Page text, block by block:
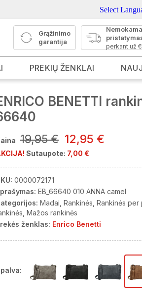
Select
Grąžinimo
garantija
perkant už
PREKIŲ ŽENKLAI
BENETTI
19,95 € 12,95 €
Sutaupote: 7,00 €
0000072171
EB_66640 010 ANNA camel
Madai Rankinės Rankinės per
Mažos rankinės
ženklas: Enrico Benetti